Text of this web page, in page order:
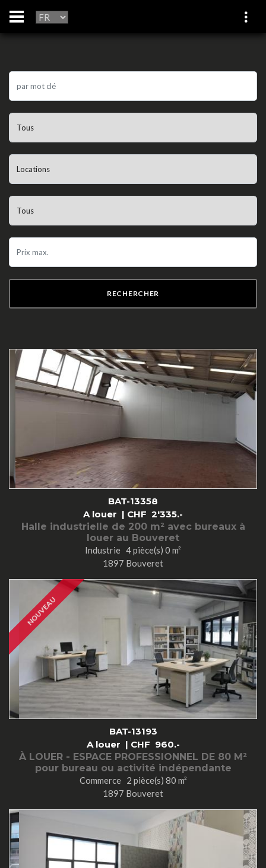
RECHERCHER
BAT-13358
A louer | CHF 2'335.-
Halle industrielle de 200 m² avec bureaux à
louer au Bouveret
Industrie 4 pièce(s) 0 m²
1897 Bouveret
NOUVEAU
BAT-13193
A louer | CHF 960.-
À LOUER - ESPACE PROFESSIONNEL DE 80 M²
pour bureau ou activité indépendante
Commerce 2 pièce(s) 80 m²
1897 Bouveret